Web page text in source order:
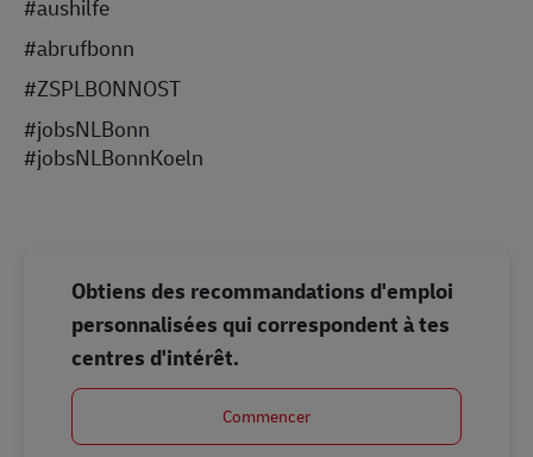
#aushilfe
#abrufbonn
#ZSPLBONNOST
#jobsNLBonn
#jobsNLBonnKoeln
Obtiens des recommandations d'emploi
personnalisées qui correspondent à tes
centres d'intérêt.
Commencer